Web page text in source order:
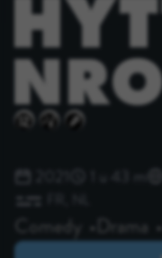
Comedy Drama